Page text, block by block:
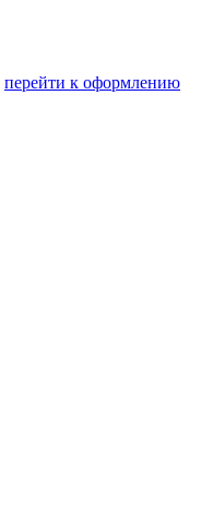
перейти к оформлению